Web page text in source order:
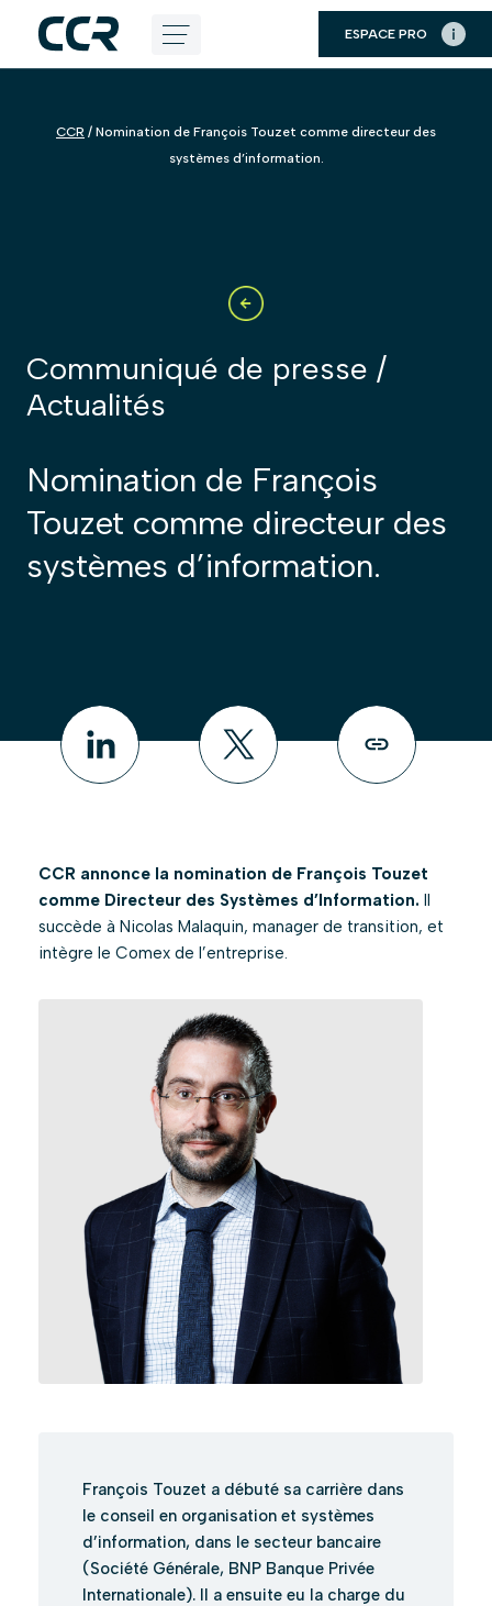
ESPACE PRO
CCR / Nomination de François Touzet comme directeur des
systèmes d’information.
Communiqué de presse /
Actualités
Nomination de François
Touzet comme directeur des
systèmes d’information.
CCR annonce la nomination de François Touzet
comme Directeur des Systèmes d’Information. Il
succède à Nicolas Malaquin, manager de transition, et
intègre le Comex de l’entreprise.
François Touzet a débuté sa carrière dans
le conseil en organisation et systèmes
d’information, dans le secteur bancaire
(Société Générale, BNP Banque Privée
Internationale). Il a ensuite eu la charge du
Panneau de gestion des cookies